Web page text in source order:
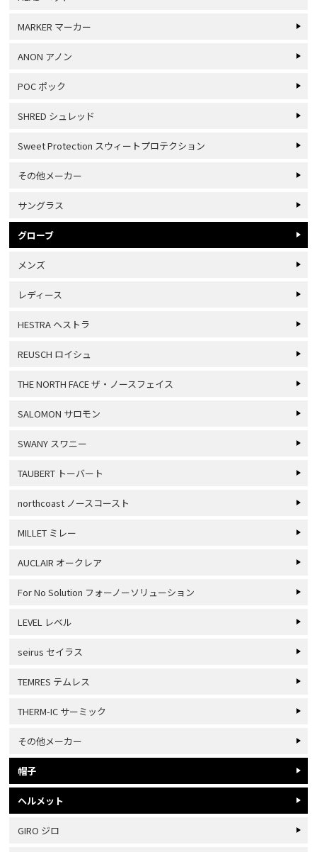
MARKER マーカー
ANON アノン
POC ポック
SHRED シュレッド
Sweet Protection スウィートプロテクション
その他メーカー
サングラス
グローブ
メンズ
レディース
HESTRA ヘストラ
REUSCH ロイシュ
THE NORTH FACE ザ・ノースフェイス
SALOMON サロモン
SWANY スワニー
TAUBERT トーバート
northcoast ノースコースト
MILLET ミレー
AUCLAIR オークレア
For No Solution フォーノーソリューション
LEVEL レベル
seirus セイラス
TEMRES テムレス
THERM-IC サーミック
その他メーカー
帽子
ヘルメット
GIRO ジロ